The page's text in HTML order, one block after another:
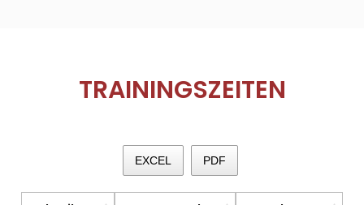
TRAININGSZEITEN
EXCEL PDF